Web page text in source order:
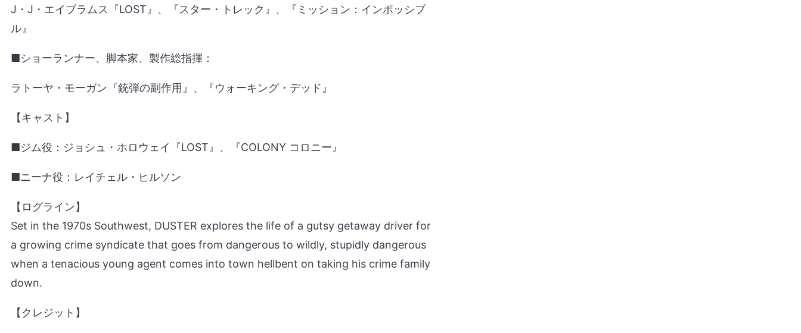
J・J・エイブラムス『LOST』、『スター・トレック』、『ミッション：インポッシブ
ル』
■ショーランナー、脚本家、製作総指揮：
ラトーヤ・モーガン『銃弾の副作用』、『ウォーキング・デッド』
【キャスト】
■ジム役：ジョシュ・ホロウェイ『LOST』、『COLONY コロニー』
■ニーナ役：レイチェル・ヒルソン
【ログライン】
Set in the 1970s Southwest, DUSTER explores the life of a gutsy getaway driver for
a growing crime syndicate that goes from dangerous to wildly, stupidly dangerous
when a tenacious young agent comes into town hellbent on taking his crime family
down.
【クレジット】